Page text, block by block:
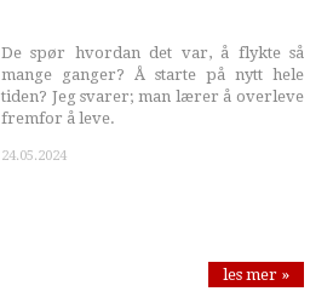
De spør hvordan det var, å flykte så
mange ganger? Å starte på nytt hele
tiden? Jeg svarer; man lærer å overleve
fremfor å leve.
24.05.2024
les mer »